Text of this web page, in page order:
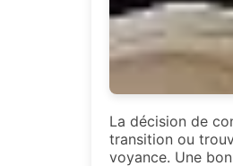
La décision de
transition ou
voyance. Une